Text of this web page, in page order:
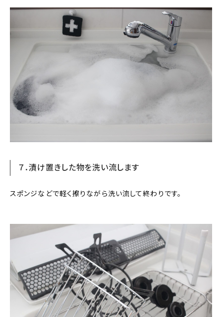
７．漬け置きした物を洗い流します
スポンジなどで軽く擦りながら洗い流して終わりです。